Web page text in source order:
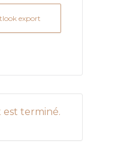
export
est terminé.